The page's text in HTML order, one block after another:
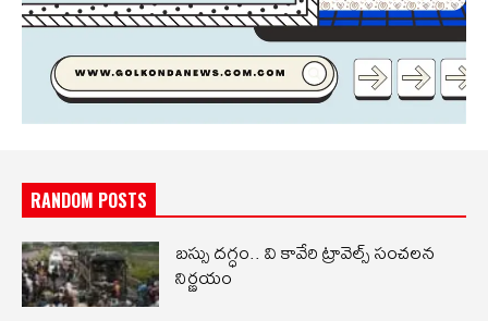
RANDOM POSTS
బస్సు దగ్ధం.. వి కావేరి ట్రావెల్స్ సంచలన
నిర్ణయం